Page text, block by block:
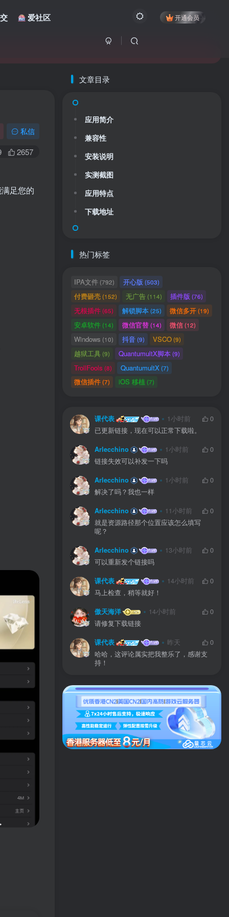
爱社区 开通会员
私信
2657
足您的
文章目录
应用简介
兼容性
安装说明
实测截图
应用特点
下载地址
热门标签
IPA文件 (792) 开心版 (503)
付费砸壳(152) 无广告(114) 插件版 (76)
无根插件(65) 解锁脚本(25) 微信多开(19)
安卓软件(14) 微信官替(14) 微信(12)
Windows (10) 抖音(9) VSCO(9)
越狱工具 (9) QuantumultX脚本(9)
TrollFools (8) QuantumultX (7)
微信插件(7) iOS 移植 (7)
课代表 1小时前
0
已更新链接，现在可以正常下载啦。
Arlecchino 1小时前
0
链接失效可以补发一下吗
Arlecchino 1小时前
0
解决了吗？我也一样
Arlecchino 11小时前
0
就是资源路径那个位置应该怎么填写
呢？
Arlecchino 13小时前
0
可以重新发个链接吗
课代表 14小时前
0
马上检查，稍等就好！
傲天海洋 14小时前
0
请修复下载链接
课代表 昨天
0
哈哈，这评论属实把我整乐了，感谢支
持！